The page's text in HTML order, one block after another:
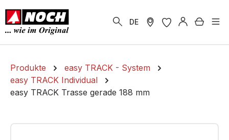
springen
DE
Produkte
easy TRACK - System
easy TRACK Individual
easy TRACK Trasse gerade 188 mm
Bildergalerie überspringen